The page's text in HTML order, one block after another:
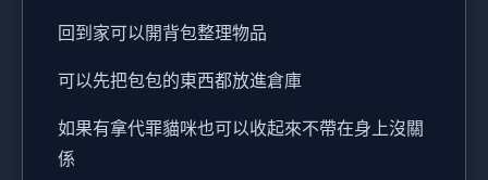
回到家可以開背包整理物品
可以先把包包的東西都放進倉庫
如果有拿代罪貓咪也可以收起來不帶在身上沒關
係